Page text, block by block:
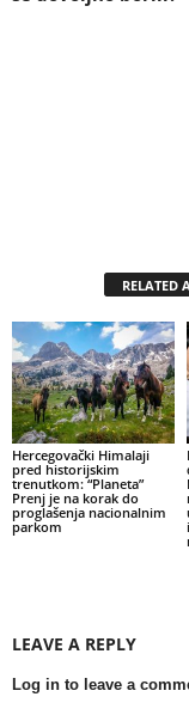
RELATED
Hercegovački Himalaji
pred historijskim
trenutkom: “Planeta”
Prenj je na korak do
proglašenja nacionalnim
parkom
LEAVE A REPLY
Log in to leave a